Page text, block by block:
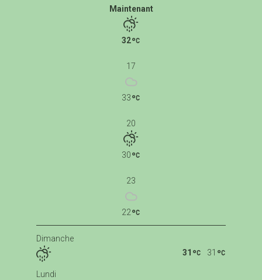
Maintenant
32
17
33
20
30
23
22
Dimanche
31
31
Lundi